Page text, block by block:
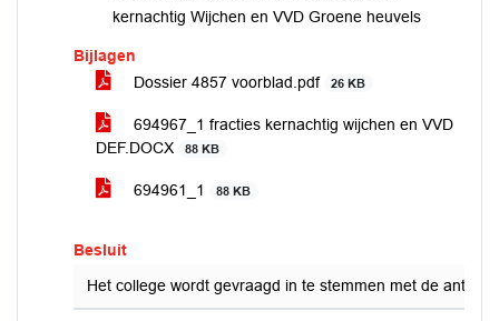
kernachtig Wijchen en VVD Groene heuvels
Bijlagen
Dossier 4857 voorblad.pdf
26 KB
694967_1 fracties kernachtig wijchen en VVD
DEF.DOCX
88 KB
694961_1 88 KB
Besluit
Het college wordt gevraagd in te stemmen met de